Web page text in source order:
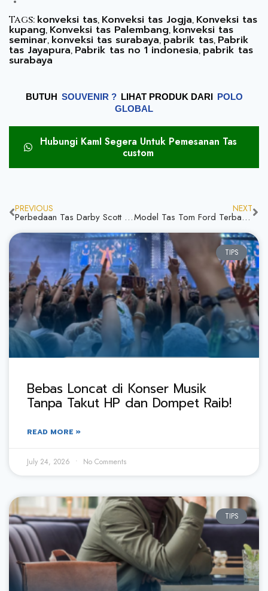
Tags: konveksi tas, Konveksi tas Jogja, Konveksi tas
kupang, Konveksi tas Palembang, konveksi tas
seminar, konveksi tas surabaya,pabrik tas, Pabrik
tas Jayapura, Pabrik tas no 1 indonesia, pabrik tas
surabaya
BUTUH SOUVENIR ? LIHAT PRODUK DARI POLO
GLOBAL
Hubungi KamI Segera Untuk Pemesanan Tas
custom
PREVIOUS
Perbedaan Tas Darby Scott Ori dan Kw Yuk Kenali Jangan Ketinggalan informasi
NEXT
Model Tas Tom Ford Terbaru Brand Terkenal & Tas Yang Berkualitas Tinggi
TIPS
Bebas Loncat di Konser Musik
Tanpa Takut HP dan Dompet Raib!
READ MORE »
July 24, 2026 No Comments
TIPS